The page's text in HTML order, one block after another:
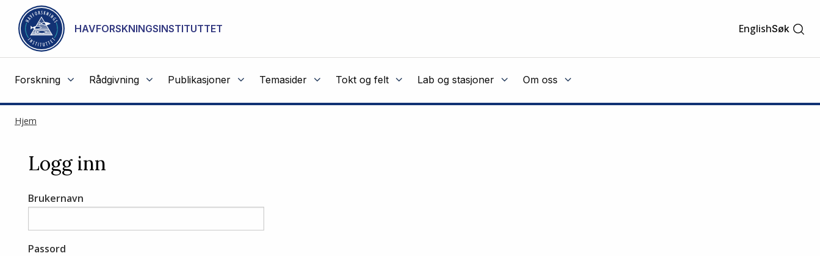
Gå til hovedinnhold
HAVFORSKNINGSINSTITUTTET EnglishSøk
Forskning Rådgivning Publikasjoner Temasider Tokt og felt Lab og stasjoner Om oss
Hjem
Logg inn
Brukernavn
Passord